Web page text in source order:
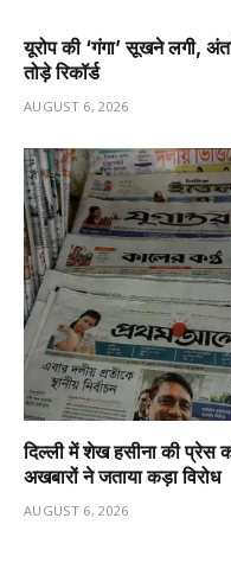
यूरोप की ‘गंगा’ सूखने लगी,
तोड़े रिकॉर्ड
AUGUST 6, 2026
दिल्ली में शेख हसीना की प्रेस
अखबारों ने जताया कड़ा विरोध
AUGUST 6, 2026